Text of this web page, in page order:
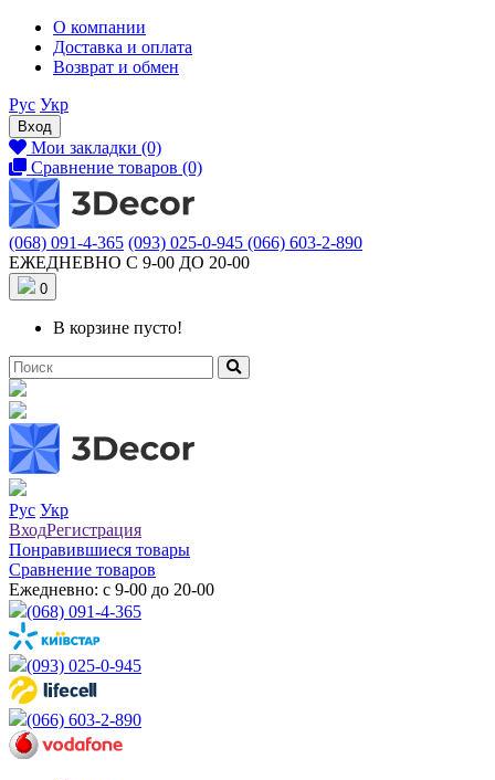
О компании
Доставка и оплата
Возврат и обмен
Рус Укр
Вход
Мои закладки (0)
Сравнение товаров (0)
(068) 091-4-365 (093) 025-0-945 (066) 603-2-890
ЕЖЕДНЕВНО С 9-00 ДО 20-00
0
В корзине пусто!
Рус Укр
ВходРегистрация
Понравившиеся товары
Сравнение товаров
Ежедневно: с 9-00 до 20-00
(068) 091-4-365
(093) 025-0-945
(066) 603-2-890